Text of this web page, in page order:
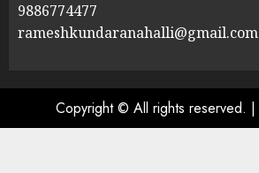
9886774477
rameshkundaranahalli@gmail.com
Copyright © All rights reserved. |